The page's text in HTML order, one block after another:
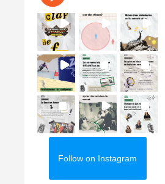
Follow on Instagram